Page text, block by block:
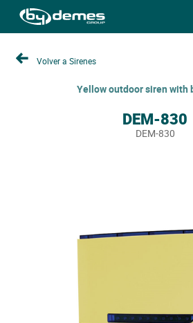
Volver a Sirenes
Yellow outdoor siren with
DEM-830
DEM-830